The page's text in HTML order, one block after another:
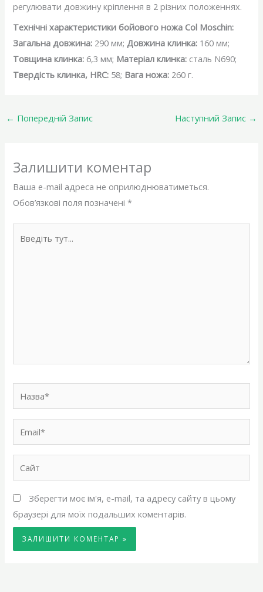
регулювати довжину кріплення в 2 різних положеннях.
Технічні характеристики бойового ножа Col Moschin:
Загальна довжина: 290 мм; Довжина клинка: 160 мм;
Товщина клинка: 6,3 мм; Матеріал клинка: сталь N690;
Твердість клинка, HRC: 58; Вага ножа: 260 г.
← Попередній Запис Наступний Запис →
Залишити коментар
Ваша e-mail адреса не оприлюднюватиметься.
Обов’язкові поля позначені*
Сайт
Зберегти моє ім'я, e-mail, та адресу сайту в цьому
браузері для моїх подальших коментарів.